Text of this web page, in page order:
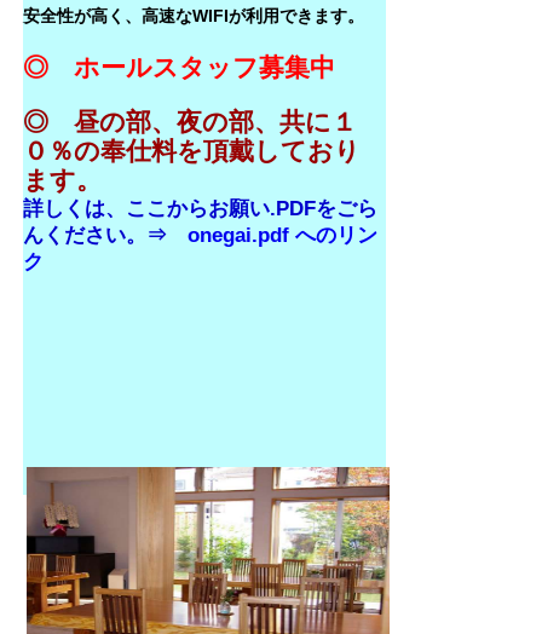
安全性が高く、高速なWIFIが利用できます。
◎ ホールスタッフ募集中
◎ 昼の部、夜の部、共に１
０％の奉仕料を頂戴しており
ます。
詳しくは、ここからお願い.PDFをごら
んください。⇒ onegai.pdf へのリン
ク